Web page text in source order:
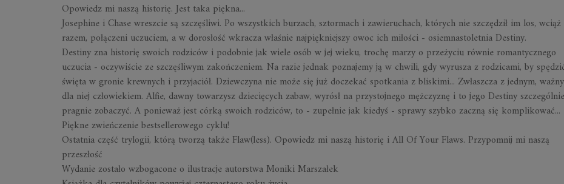
Opowiedz mi naszą historię. Jest taka piękna...
Josephine i Chase wreszcie są szczęśliwi. Po wszystkich burzach, sztormach i zawieruchach, których nie szczędził im los, wciąż
razem, połączeni uczuciem, a w dorosłość wkracza właśnie najpiękniejszy owoc ich miłości - osiemnastoletnia Destiny.
Destiny zna historię swoich rodziców i podobnie jak wiele osób w jej wieku, trochę marzy o przeżyciu równie romantycznego
uczucia - oczywiście ze szczęśliwym zakończeniem. Na razie jednak poznajemy ją w chwili, gdy wyrusza z rodzicami, by
święta w gronie krewnych i przyjaciół. Dziewczyna nie może się już doczekać spotkania z bliskimi... Zwłaszcza z jednym,
dla niej człowiekiem. Alfie, dawny towarzysz dziecięcych zabaw, wyrósł na przystojnego mężczyznę i to jego Destiny szczególnie
pragnie zobaczyć. A ponieważ jest córką swoich rodziców, to - zupełnie jak kiedyś - sprawy szybko zaczną się komplikować...
Piękne zwieńczenie bestsellerowego cyklu!
Ostatnia część trylogii, którą tworzą także Flaw(less). Opowiedz mi naszą historię i All Of Your Flaws. Przypomnij mi naszą
przeszłość
Wydanie zostało wzbogacone o ilustracje autorstwa Moniki Marszałek